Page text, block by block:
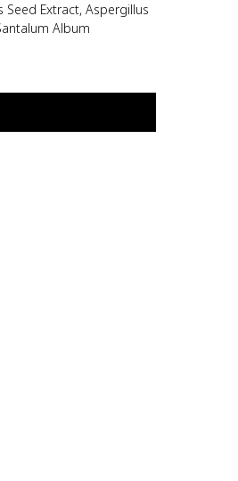
Seed Extract, Aspergillus
Album